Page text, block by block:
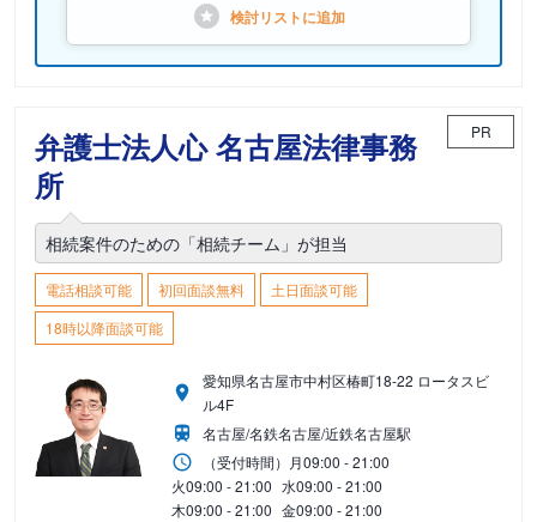
検討リストに追加
弁護士法人心 名古屋法律事務
所
PR
相続案件のための「相続チーム」が担当
電話相談可能 初回面談無料
土日面談可能
18時以降面談可能
愛知県名古屋市中村区椿町18-22 ロータスビ
ル4F
名古屋/名鉄名古屋/近鉄名古屋駅
（受付時間） 月09:00 - 21:00
火09:00 - 21:00 水09:00 - 21:00
木09:00 - 21:00 金09:00 - 21:00